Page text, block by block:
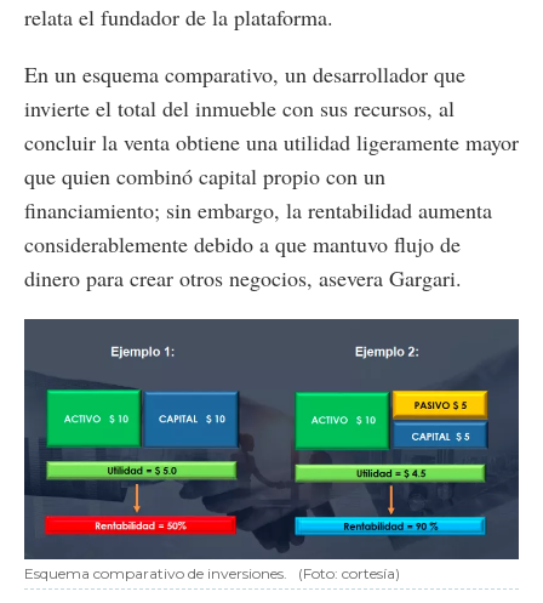
relata el fundador de la plataforma.
En un esquema comparativo, un desarrollador que
invierte el total del inmueble con sus recursos, al
concluir la venta obtiene una utilidad ligeramente mayor
que quien combinó capital propio con un
financiamiento; sin embargo, la rentabilidad aumenta
considerablemente debido a que mantuvo flujo de
dinero para crear otros negocios, asevera Gargari.
Esquema comparativo de inversiones. (Foto: cortesía)